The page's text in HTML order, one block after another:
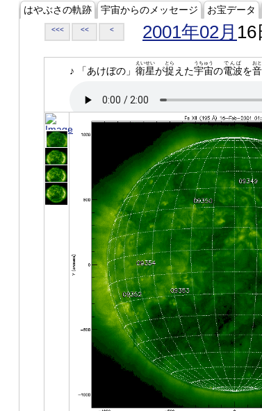
はやぶさの軌跡 宇宙からのメッセージ お宝データ
<<< << < 2001年02月 16
♪ 「あけぼの」 衛星
えいせい
が捉
とら
えた宇宙
うちゅう
の電波
でんぱ
を音
おと